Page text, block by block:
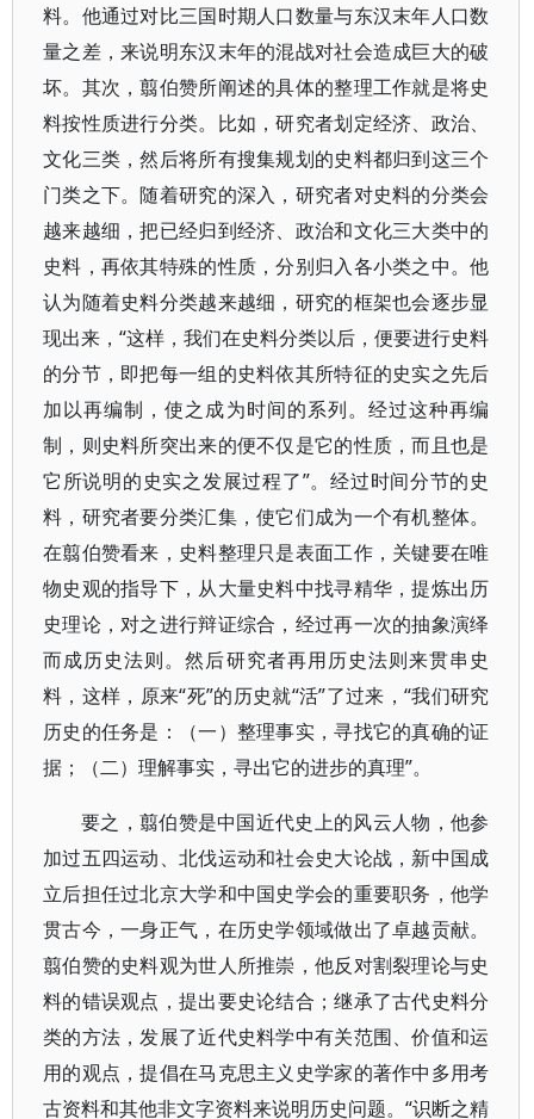
料。他通过对比三国时期人口数量与东汉末年人口数
量之差，来说明东汉末年的混战对社会造成巨大的破
坏。其次，翦伯赞所阐述的具体的整理工作就是将史
料按性质进行分类。比如，研究者划定经济、政治、
文化三类，然后将所有搜集规划的史料都归到这三个
门类之下。随着研究的深入，研究者对史料的分类会
越来越细，把已经归到经济、政治和文化三大类中的
史料，再依其特殊的性质，分别归入各小类之中。他
认为随着史料分类越来越细，研究的框架也会逐步显
现出来，“这样，我们在史料分类以后，便要进行史料
的分节，即把每一组的史料依其所特征的史实之先后
加以再编制，使之成为时间的系列。经过这种再编
制，则史料所突出来的便不仅是它的性质，而且也是
它所说明的史实之发展过程了”。经过时间分节的史
料，研究者要分类汇集，使它们成为一个有机整体。
在翦伯赞看来，史料整理只是表面工作，关键要在唯
物史观的指导下，从大量史料中找寻精华，提炼出历
史理论，对之进行辩证综合，经过再一次的抽象演绎
而成历史法则。然后研究者再用历史法则来贯串史
料，这样，原来“死”的历史就“活”了过来，“我们研究
历史的任务是：（一）整理事实，寻找它的真确的证
据；（二）理解事实，寻出它的进步的真理”。
要之，翦伯赞是中国近代史上的风云人物，他参
加过五四运动、北伐运动和社会史大论战，新中国成
立后担任过北京大学和中国史学会的重要职务，他学
贯古今，一身正气，在历史学领域做出了卓越贡献。
翦伯赞的史料观为世人所推崇，他反对割裂理论与史
料的错误观点，提出要史论结合；继承了古代史料分
类的方法，发展了近代史料学中有关范围、价值和运
用的观点，提倡在马克思主义史学家的著作中多用考
古资料和其他非文字资料来说明历史问题。“识断之精